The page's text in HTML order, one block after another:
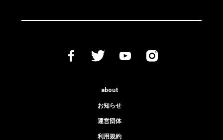
about
お知らせ
運営団体
利用規約